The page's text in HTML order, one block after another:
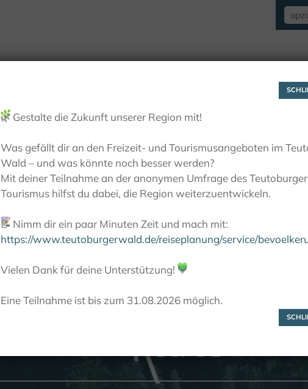
Kloster-Garten-
Route
🌿 Gestalte die Zukunft unserer Region mit!
Was gefällt dir an den Freizeit- und Tourismusangeboten im
Wald – und was könnte noch besser werden?
Mit deiner Teilnahme an der anonymen Umfrage des
Tourismus hilfst du dabei, die Region weiterzuentwickeln.
📝 Nimm dir ein paar Minuten Zeit und mach mit:
https://www.teutoburgerwald.de/reiseplanung/service/
Vielen Dank für deine Unterstützung! 💚
Eine Teilnahme ist bis zum 31.08.2026 möglich.